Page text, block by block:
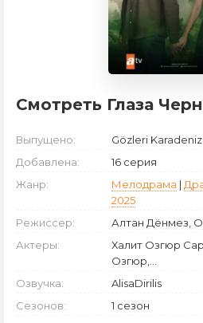
Смотреть Глаза
Выпущено:
Gözleri Karadeniz
Добавлена:
16 серия
Жанр:
Мелодрама |
2025
Режиссер:
Алтан Дёнмез,
Актеры:
Халит Озгюр
Озгюр,...
Озвучка:
AlisaDirilis
Сезонов:
1 сезон